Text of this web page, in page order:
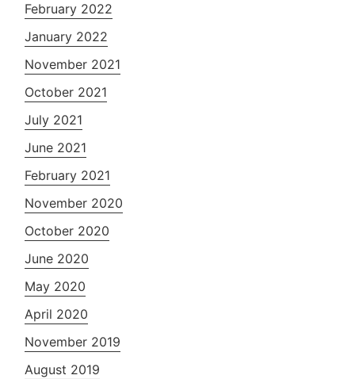
February 2022
January 2022
November 2021
October 2021
July 2021
June 2021
February 2021
November 2020
October 2020
June 2020
May 2020
April 2020
November 2019
August 2019